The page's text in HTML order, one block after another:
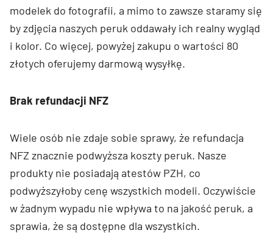
modelek do fotografii, a mimo to zawsze staramy się
by zdjęcia naszych peruk oddawały ich realny wygląd
i kolor. Co więcej, powyżej zakupu o wartości 80
złotych oferujemy darmową wysyłkę.
Brak refundacji NFZ
Wiele osób nie zdaje sobie sprawy, że refundacja
NFZ znacznie podwyższa koszty peruk. Nasze
produkty nie posiadają atestów PZH, co
podwyższyłoby cenę wszystkich modeli. Oczywiście
w żadnym wypadu nie wpływa to na jakość peruk, a
sprawia, że są dostępne dla wszystkich.